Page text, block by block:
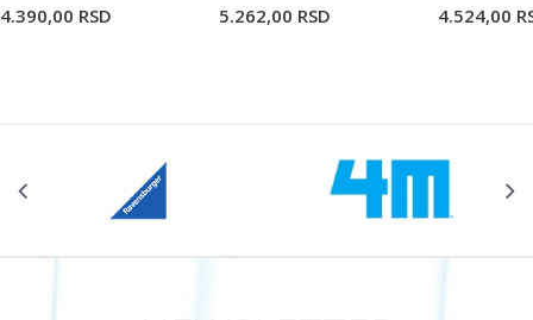
4.390,00 RSD 5.262,00 RSD 4.524,00